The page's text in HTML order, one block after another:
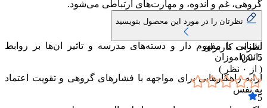
گروهی، غم و اندوه، و مهارت‌های ارتباطی می‌شود.
نکات برجسته کتاب:
اشنایی با مفهوم دار و دسته‌های مدرسه و تاثیر ان‌ها بر روابط
دانش‌اموزان
ارایه راهکارهایی برای مواجهه با فشارهای گروهی و تقویت اعتماد
به نفس
۰
نظرتان را در مورد این محصول بنویسید
نظرات کاربران
5 /
0.0
( از
۰ نظر )
5